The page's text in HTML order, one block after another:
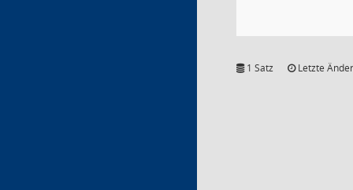
1 Satz Letzte